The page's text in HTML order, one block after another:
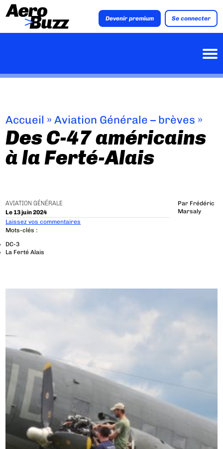
Devenir premium Se connecter
Accueil »Aviation Générale – brèves »
Des C-47 américains
à la Ferté-Alais
AVIATION GÉNÉRALE
Le 13 juin 2024
Par Frédéric
Marsaly
Laissez vos commentaires
Mots-clés :
DC-3
La Ferté Alais